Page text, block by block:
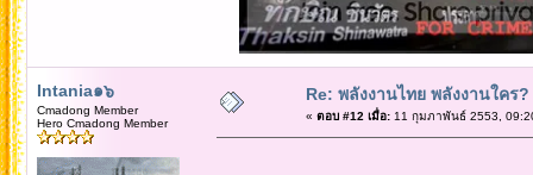
Intania๑๖
Cmadong Member
Hero Cmadong Member
Re: พลังงานไทย พลังงานใคร?
« ตอบ #12 เมื่อ:11 กุมภาพันธ์ 2553,